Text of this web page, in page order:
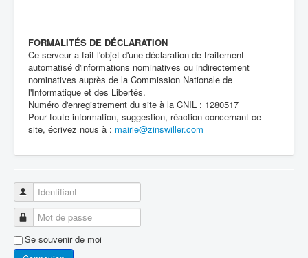
FORMALITÉS DE DÉCLARATION
Ce serveur a fait l'objet d'une déclaration de traitement
automatisé d'informations nominatives ou indirectement
nominatives auprès de la Commission Nationale de
l'Informatique et des Libertés.
Numéro d'enregistrement du site à la CNIL : 1280517
Pour toute information, suggestion, réaction concernant ce
site, écrivez nous à : mairie@zinswiller.com
Identifiant
Mot de passe
Se souvenir de moi